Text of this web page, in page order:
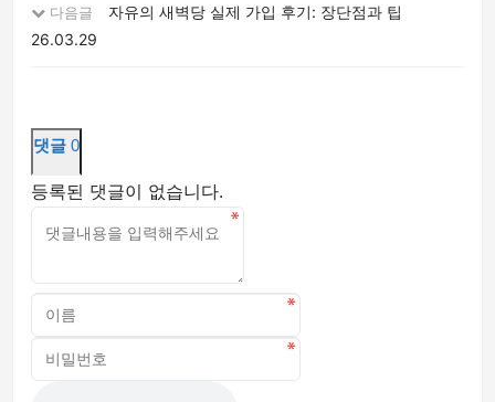
다음글
자유의 새벽당 실제 가입 후기: 장단점과 팁
26.03.29
댓글 0
등록된 댓글이 없습니다.